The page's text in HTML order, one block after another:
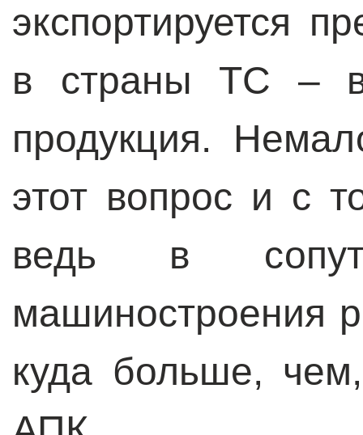
экспортируется
в страны ТС –
продукция.
этот вопрос и с
ведь в
машиностроения
куда больше,